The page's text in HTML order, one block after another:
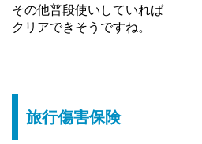
その他普段使いしていれば
クリアできそうですね。
旅行傷害保険